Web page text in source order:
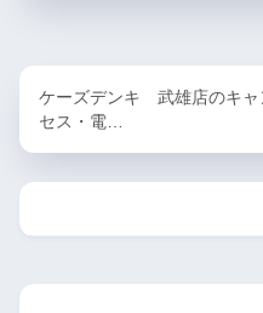
ケーズデンキ 武雄店のキャ
セス・電…